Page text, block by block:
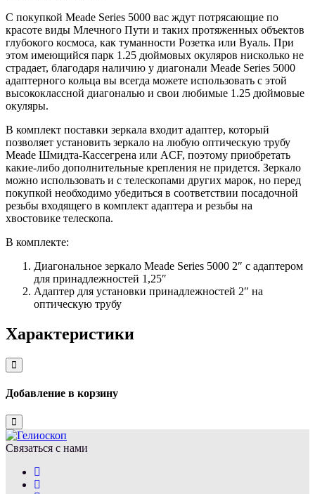
С покупкой Meade Series 5000 вас ждут потрясающие по
красоте виды Млечного Пути и таких протяженных объектов
глубокого космоса, как туманности Розетка или Вуаль. При
этом имеющийся парк 1.25 дюймовых окуляров нисколько не
страдает, благодаря наличию у диагонали Meade Series 5000
адаптерного кольца вы всегда можете использовать с этой
высококлассной диагональю и свои любимые 1.25 дюймовые
окуляры.
В комплект поставки зеркала входит адаптер, который
позволяет установить зеркало на любую оптическую трубу
Meade Шмидта-Кассегрена или ACF, поэтому приобретать
какие-либо дополнительные крепления не придется. Зеркало
можно использовать и с телескопами других марок, но перед
покупкой необходимо убедиться в соответствии посадочной
резьбы входящего в комплект адаптера и резьбы на
хвостовике телескопа.
В комплекте:
Диагональное зеркало Meade Series 5000 2″ с адаптером
для принадлежностей 1,25″
Адаптер для установки принадлежностей 2″ на
оптическую трубу
Характеристики
Добавление в корзину
Связаться с нами